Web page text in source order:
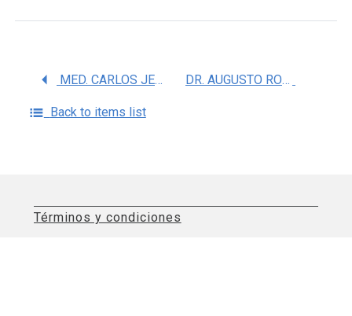
MED. CARLOS JERJES SANCHEZ DIAZ DR. AUGUSTO ROJAS MARTINEZ
Back to items list
Términos y condiciones